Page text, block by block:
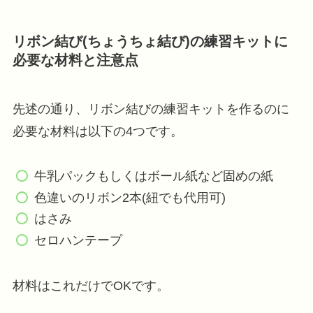
リボン結び(ちょうちょ結び)の練習キットに
必要な材料と注意点
先述の通り、リボン結びの練習キットを作るのに
必要な材料は以下の4つです。
牛乳パックもしくはボール紙など固めの紙
色違いのリボン2本(紐でも代用可)
はさみ
セロハンテープ
材料はこれだけでOKです。